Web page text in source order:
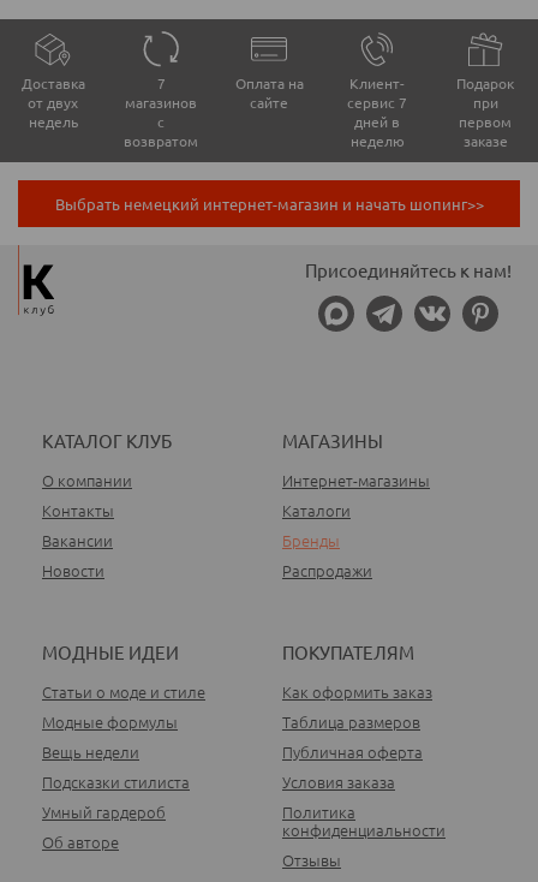
Доставка
от двух
недель
7
магазинов
с
возвратом
Оплата на
сайте
Клиент-
сервис 7
дней в
неделю
Подарок
при
первом
заказе
Выбрать немецкий интернет-магазин и начать шопинг>>
Присоединяйтесь к нам!
КАТАЛОГ КЛУБ
О компании
Контакты
Вакансии
Новости
ПОКУПАТЕЛЯМ
Как оформить заказ
Таблица размеров
Публичная оферта
Условия заказа
Политика
конфиденциальности
Отзывы
МАГАЗИНЫ
Интернет-магазины
Каталоги
Бренды
Распродажи
МОДНЫЕ ИДЕИ
Статьи о моде и стиле
Модные формулы
Вещь недели
Подсказки стилиста
Умный гардероб
Об авторе